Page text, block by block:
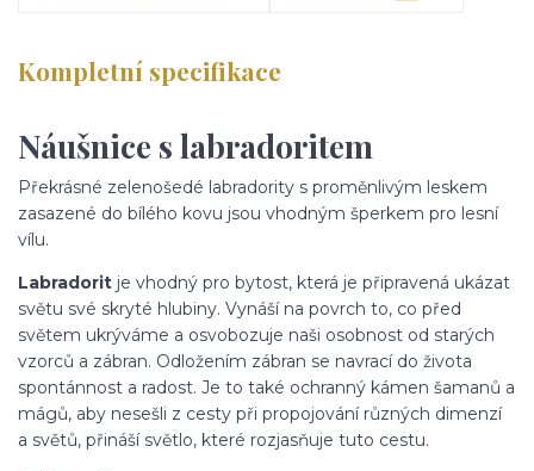
Kompletní specifikace
Náušnice s labradoritem
Překrásné zelenošedé labradority s proměnlivým leskem
zasazené do bílého kovu jsou vhodným šperkem pro lesní
vílu.
Labradorit je vhodný pro bytost, která je připravená ukázat
světu své skryté hlubiny. Vynáší na povrch to, co před
světem ukrýváme a osvobozuje naši osobnost od starých
vzorců a zábran. Odložením zábran se navrací do života
spontánnost a radost. Je to také ochranný kámen šamanů a
mágů, aby nesešli z cesty při propojování různých dimenzí
a světů, přináší světlo, které rozjasňuje tuto cestu.